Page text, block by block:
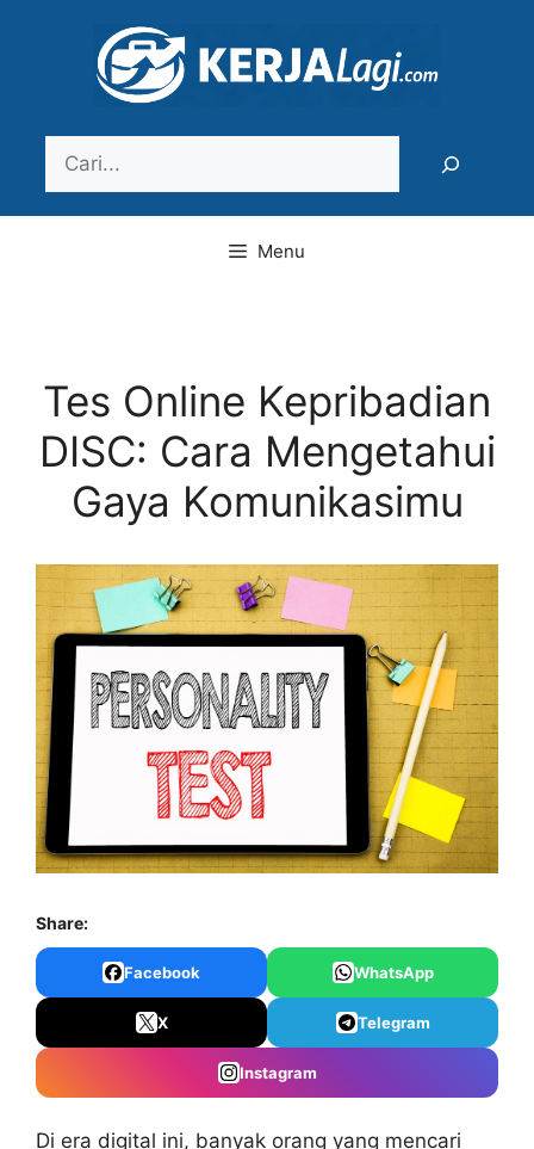
Menu
Tes Online Kepribadian
DISC: Cara Mengetahui
Gaya Komunikasimu
Share:
Facebook WhatsApp
X Telegram
Instagram
Di era digital ini, banyak orang yang mencari